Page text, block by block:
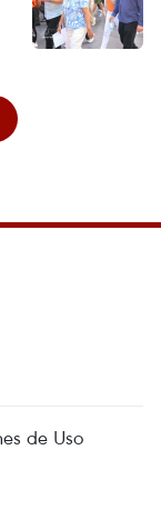
de Uso